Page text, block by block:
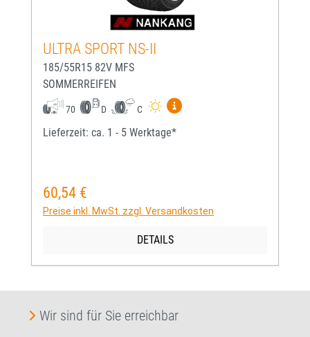
ULTRA SPORT NS-II
185/55R15 82V MFS
SOMMERREIFEN
70 D C
Mehr Informationen zum
Lieferzeit: ca. 1 - 5 Werktage*
Regulärer Preis:
60,54 €
Preise inkl. MwSt. zzgl. Versandkosten
DETAILS
Wir sind für Sie erreichbar